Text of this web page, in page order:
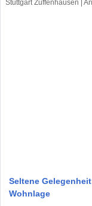
Seltene
Wohnlage